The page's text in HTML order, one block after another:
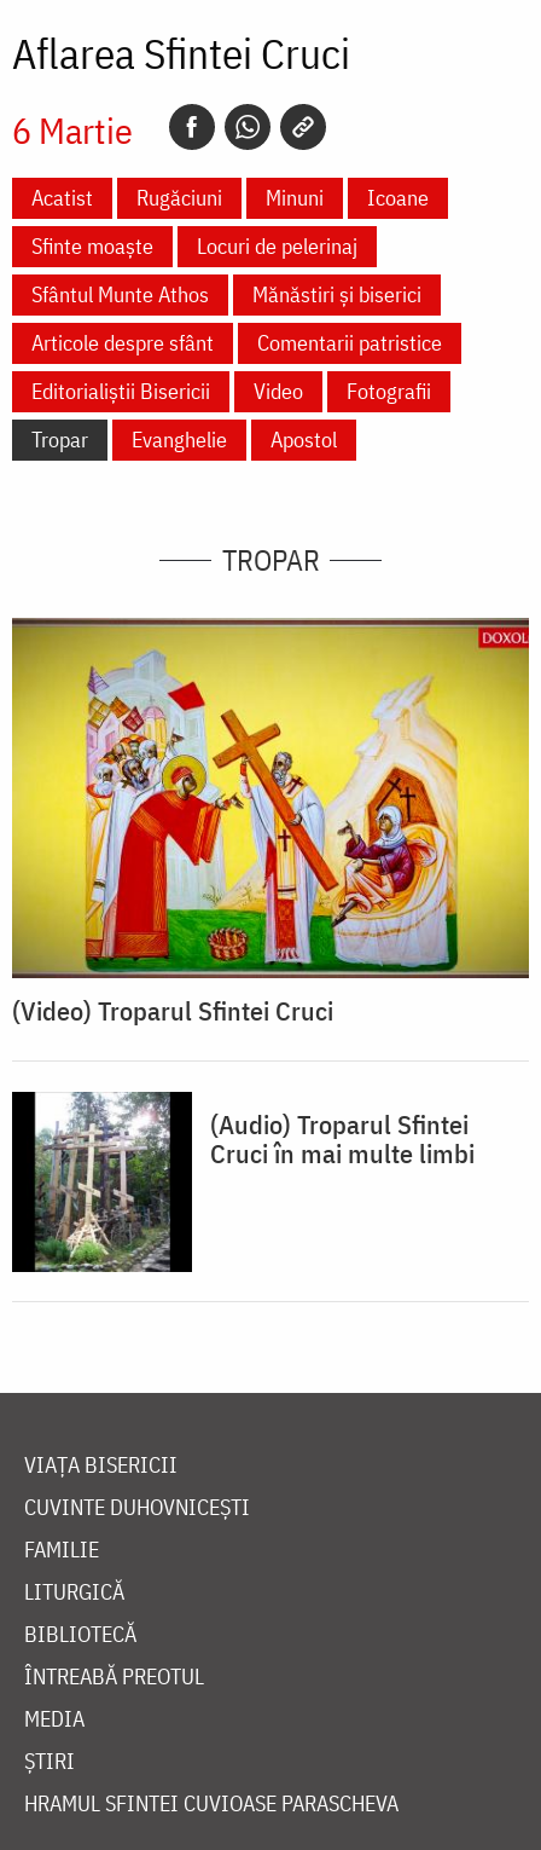
Aflarea Sfintei Cruci
6 Martie
Acatist Rugăciuni Minuni
Icoane
Sfinte moaște
Locuri de pelerinaj
Sfântul Munte Athos
Mănăstiri și biserici
Articole despre sfânt
Comentarii patristice
Editorialiștii Bisericii
Video
Fotografii
Tropar
Evanghelie Apostol
TROPAR
(Video) Troparul Sfintei Cruci
(Audio) Troparul Sfintei
Cruci în mai multe limbi
VIAȚA BISERICII
CUVINTE DUHOVNICEȘTI
FAMILIE
LITURGICĂ
BIBLIOTECĂ
ÎNTREABĂ PREOTUL
MEDIA
ȘTIRI
HRAMUL SFINTEI CUVIOASE PARASCHEVA